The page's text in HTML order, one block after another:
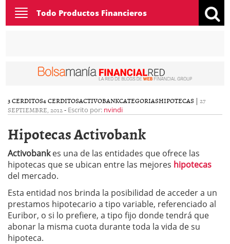
Toggle
navigation
Todo Productos Financieros
3 CERDITOS4 CERDITOSACTIVOBANKCATEGORIASHIPOTECAS | 27
SEPTIEMBRE, 2012- Escrito por: nvindi
Hipotecas Activobank
Activobankes una de las entidades que ofrece las
hipotecas que se ubican entre las mejores hipotecas
del mercado.
Esta entidad nos brinda la posibilidad de acceder a un
prestamos hipotecario a tipo variable, referenciado al
Euribor, o si lo prefiere, a tipo fijo donde tendrá que
abonar la misma cuota durante toda la vida de su
hipoteca.